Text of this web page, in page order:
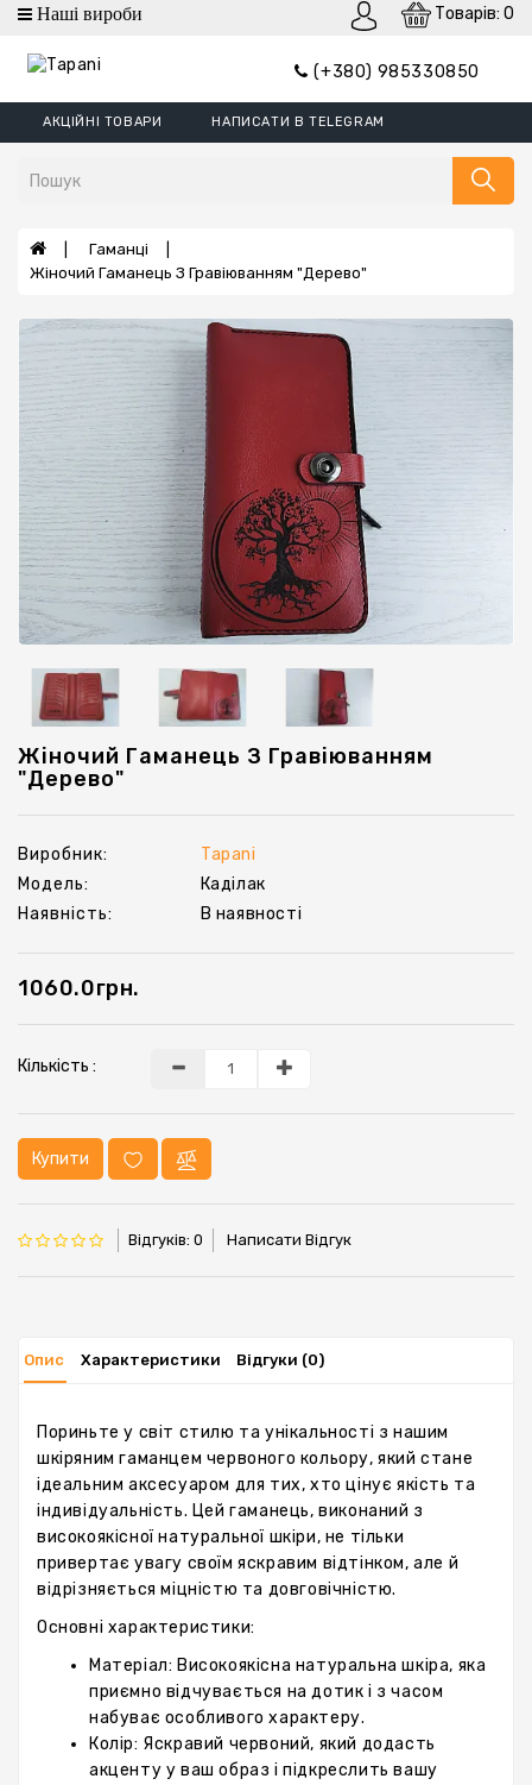
(+380) 985330850
Товарів: 0
Категорії
Гаманці
Гаманці
Затискач
Обкладинки
Гаманці
Борсетки
Ремені
Сумки
Шеврони
Ключниці
АКЦІЙНІ ТОВАРИ НАПИСАТИ В TELEGRAM
Гаманці
Жіночий Гаманець З Гравіюванням "Дерево"
Жіночий Гаманець З Гравіюванням
"Дерево"
Виробник:
Tapani
Модель:
Каділак
Наявність:
В наявності
1060.0грн.
Кількість :
Купити
Відгуків: 0 Написати Відгук
Опис Характеристики Відгуки (0)
Пориньте у світ стилю та унікальності з нашим
шкіряним гаманцем червоного кольору, який стане
ідеальним аксесуаром для тих, хто цінує якість та
індивідуальність. Цей гаманець, виконаний з
високоякісної натуральної шкіри, не тільки
привертає увагу своїм яскравим відтінком, але й
відрізняється міцністю та довговічністю.
Основні характеристики:
Матеріал: Високоякісна натуральна шкіра, яка
приємно відчувається на дотик і з часом
набуває особливого характеру.
Колір: Яскравий червоний, який додасть
акценту у ваш образ і підкреслить вашу